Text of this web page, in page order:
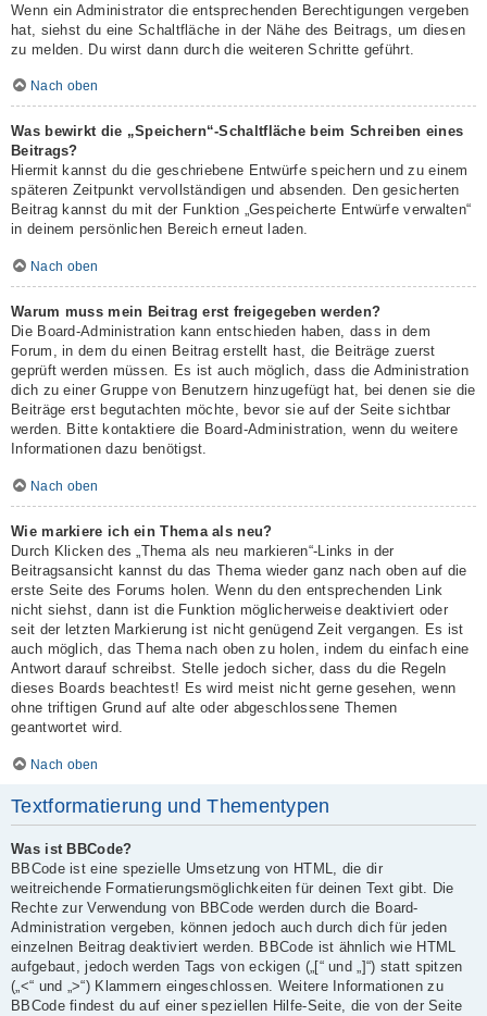
Wenn ein Administrator die entsprechenden Berechtigungen vergeben
hat, siehst du eine Schaltfläche in der Nähe des Beitrags, um diesen
zu melden. Du wirst dann durch die weiteren Schritte geführt.
Nach oben
Was bewirkt die „Speichern“-Schaltfläche beim Schreiben eines
Beitrags?
Hiermit kannst du die geschriebene Entwürfe speichern und zu einem
späteren Zeitpunkt vervollständigen und absenden. Den gesicherten
Beitrag kannst du mit der Funktion „Gespeicherte Entwürfe verwalten“
in deinem persönlichen Bereich erneut laden.
Nach oben
Warum muss mein Beitrag erst freigegeben werden?
Die Board-Administration kann entschieden haben, dass in dem
Forum, in dem du einen Beitrag erstellt hast, die Beiträge zuerst
geprüft werden müssen. Es ist auch möglich, dass die Administration
dich zu einer Gruppe von Benutzern hinzugefügt hat, bei denen sie die
Beiträge erst begutachten möchte, bevor sie auf der Seite sichtbar
werden. Bitte kontaktiere die Board-Administration, wenn du weitere
Informationen dazu benötigst.
Nach oben
Wie markiere ich ein Thema als neu?
Durch Klicken des „Thema als neu markieren“-Links in der
Beitragsansicht kannst du das Thema wieder ganz nach oben auf die
erste Seite des Forums holen. Wenn du den entsprechenden Link
nicht siehst, dann ist die Funktion möglicherweise deaktiviert oder
seit der letzten Markierung ist nicht genügend Zeit vergangen. Es ist
auch möglich, das Thema nach oben zu holen, indem du einfach eine
Antwort darauf schreibst. Stelle jedoch sicher, dass du die Regeln
dieses Boards beachtest! Es wird meist nicht gerne gesehen, wenn
ohne triftigen Grund auf alte oder abgeschlossene Themen
geantwortet wird.
Nach oben
Textformatierung und Thementypen
Was ist BBCode?
BBCode ist eine spezielle Umsetzung von HTML, die dir
weitreichende Formatierungsmöglichkeiten für deinen Text gibt. Die
Rechte zur Verwendung von BBCode werden durch die Board-
Administration vergeben, können jedoch auch durch dich für jeden
einzelnen Beitrag deaktiviert werden. BBCode ist ähnlich wie HTML
aufgebaut, jedoch werden Tags von eckigen („[“ und „]“) statt spitzen
(„<“ und „>“) Klammern eingeschlossen. Weitere Informationen zu
BBCode findest du auf einer speziellen Hilfe-Seite, die von der Seite